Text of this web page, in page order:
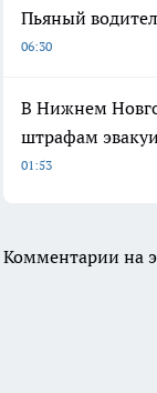
Пьяный
06:30
В Нижнем
штрафам
01:53
Комментарии на